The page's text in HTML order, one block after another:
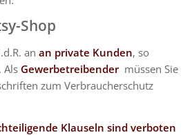
Shop
an an private Kunden, so
Als Gewerbetreibendermüssen Sie
zum Verbraucherschutz
Klauseln sind verboten